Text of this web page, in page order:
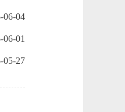
06-04
06-01
05-27